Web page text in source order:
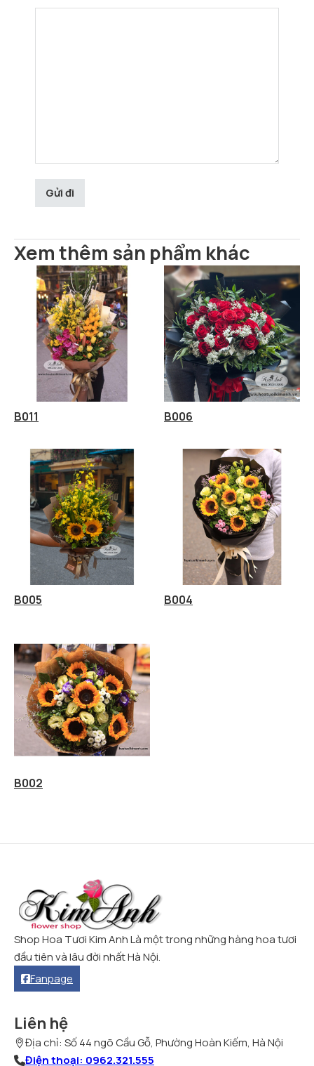
Xem thêm sản phẩm khác
B011 B006
B005 B004
B002
Shop Hoa Tươi Kim Anh Là một trong những hàng hoa tươi
đầu tiên và lâu đời nhất Hà Nội.
Fanpage
Liên hệ
Địa chỉ: Số 44 ngõ Cầu Gỗ, Phường Hoàn Kiếm, Hà Nội
Điện thoại: 0962.321.555